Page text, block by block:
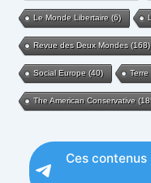
Le Monde Libertaire (6)
Revue des Deux Mondes(168)
Social Europe (40)
The American Conservative
Ces